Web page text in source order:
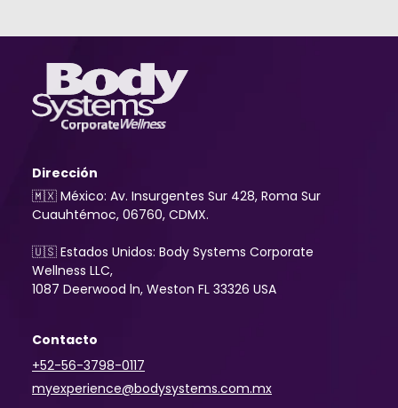
Dirección
🇲🇽 México: Av. Insurgentes Sur 428, Roma Sur
Cuauhtémoc, 06760, CDMX.
🇺🇸 Estados Unidos: Body Systems Corporate
Wellness LLC,
1087 Deerwood ln, Weston FL 33326 USA
Contacto
+52-56-3798-0117
myexperience@bodysystems.com.mx